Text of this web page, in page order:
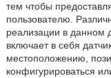
тем чтобы
пользователю.
реализации в данном
включает в себя
местоположению,
конфигурироваться